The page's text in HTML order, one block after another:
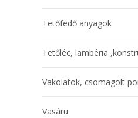
Tetőfedő anyagok
Tetőléc, lambéria
Vakolatok, csomagolt
Vasáru